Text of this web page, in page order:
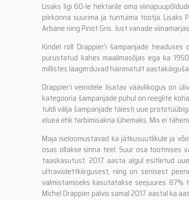
Lisaks ligi 60-le hektarile oma
piirkonna suurima ja tuntuima tootja. Lisaks
Arbane ning Pinot Gris. Just vanade
Kindel roll Drappier’i šampanjade
purustatud kahes maailmasõjas ega ka
millistes laagerduvad häirimatult
Drappier’i veinidele lisatav väävlikogus on
kategooria šampanjade puhul on reeglite
tuldi välja šampanjade täiesti uue
eluea ehk tarbimisakna lühemaks. Mis ei
Maja iseloomustavad ka jätkusuutlikule ja
osas ollakse sinna teel. Suur osa tootmises
taaskasutust. 2017. aasta algul esitletud
ultraviolettkiirgusest, ning on senisest
valmistamiseks kasutatakse seejuures
Michel Drappier pälvis samal 2017. aastal ka